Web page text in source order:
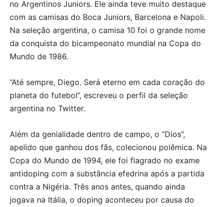
no Argentinos Juniors. Ele ainda teve muito destaque
com as camisas do Boca Juniors, Barcelona e Napoli.
Na seleção argentina, o camisa 10 foi o grande nome
da conquista do bicampeonato mundial na Copa do
Mundo de 1986.
“Até sempre, Diego. Será eterno em cada coração do
planeta do futebol”, escreveu o perfil da seleção
argentina no Twitter.
Além da genialidade dentro de campo, o “Dios”,
apelido que ganhou dos fãs, colecionou polêmica. Na
Copa do Mundo de 1994, ele foi flagrado no exame
antidoping com a substância efedrina após a partida
contra a Nigéria. Três anos antes, quando ainda
jogava na Itália, o doping aconteceu por causa do